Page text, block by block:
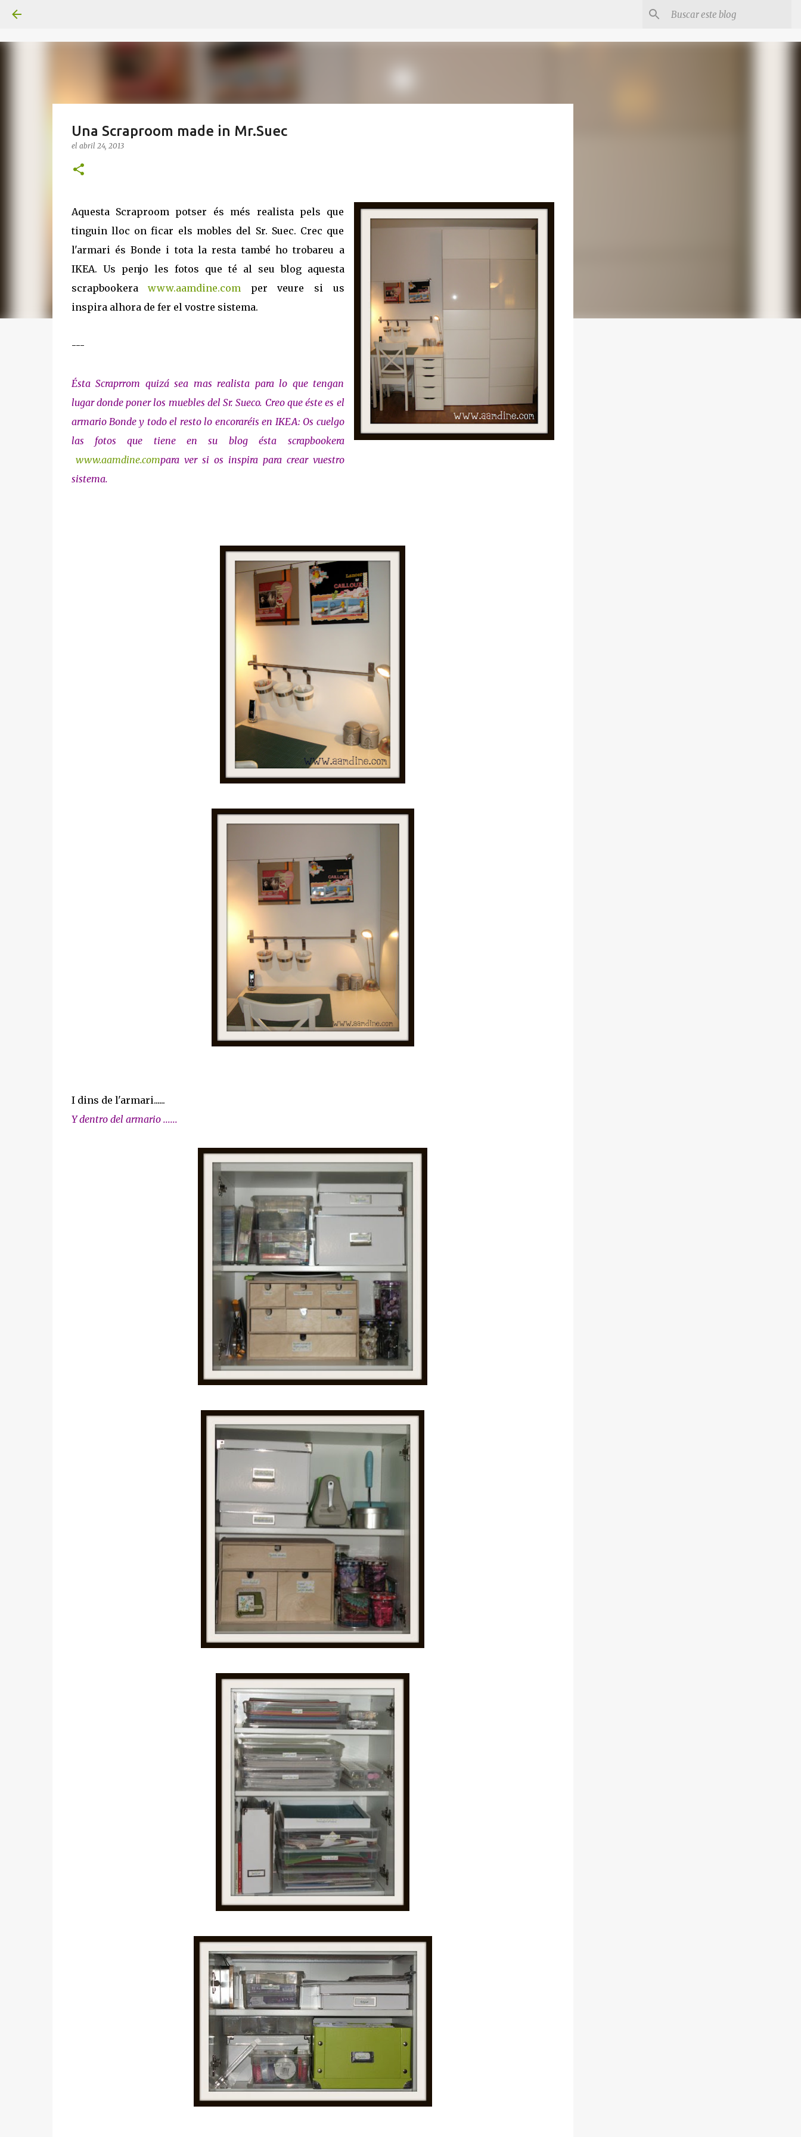
Una Scraproom made in Mr.Suec
el abril 24, 2013
Aquesta Scraproom potser és més realista pels que
tinguin lloc on ficar els mobles del Sr. Suec. Crec que
l'armari és Bonde i tota la resta també ho trobareu a
IKEA. Us penjo les fotos que té al seu blog aquesta
scrapbookerawww.aamdine.com per veure si us
inspira alhora de fer el vostre sistema.
---
Ésta Scraprrom quizá sea mas realista para lo que tengan
lugar donde poner los muebles del Sr. Sueco. Creo que éste es el
armario Bonde y todo el resto lo encoraréis en IKEA: Os cuelgo
las fotos que tiene en su blog ésta scrapbookera
www.aamdine.compara ver si os inspira para crear vuestro
sistema.
I dins de l'armari......
Y dentro del armario ......